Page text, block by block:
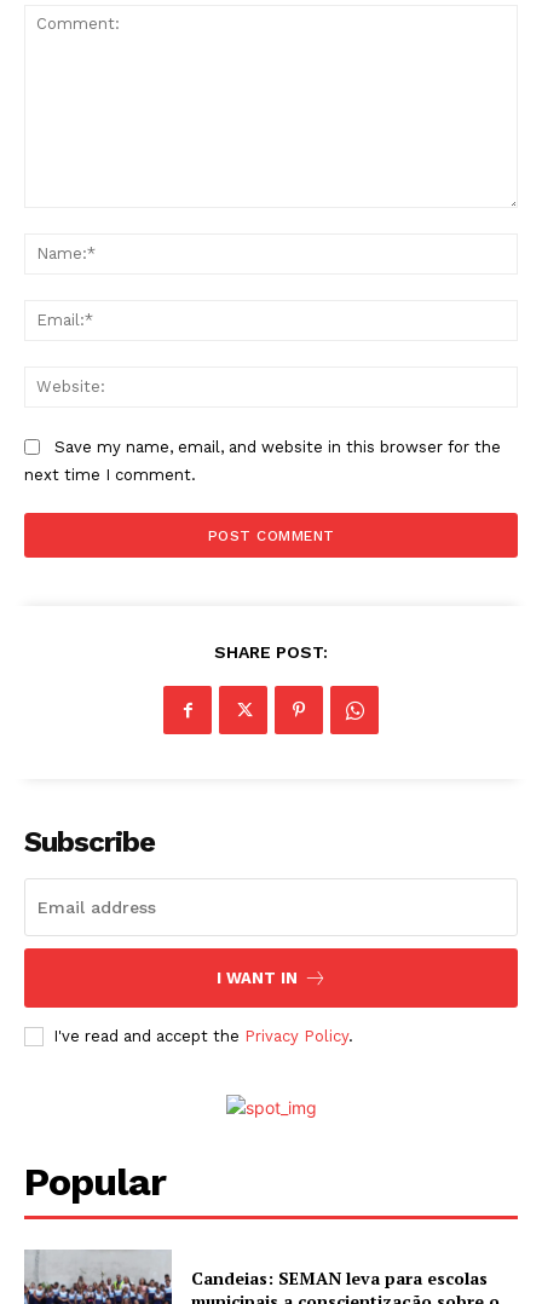
Save my name, email, and website in this browser for the
next time I comment.
SHARE POST:
Subscribe
I WANT IN
I've read and accept the Privacy Policy.
Popular
Candeias: SEMAN leva para escolas